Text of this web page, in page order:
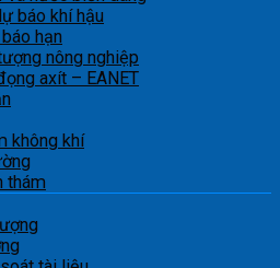
báo khí hậu
hạn
nông nghiệp
axít – EANET
không khí
thám